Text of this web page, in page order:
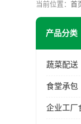
当前位置： 首
产品分类
蔬菜配送
食堂承包
企业工厂